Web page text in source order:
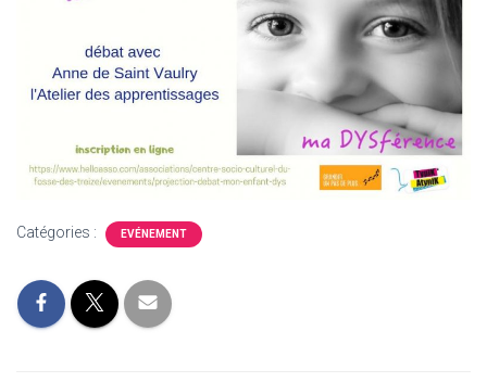
Catégories : EVÉNEMENT